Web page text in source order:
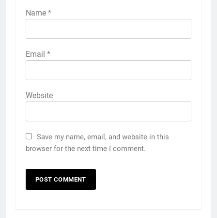
Name *
Email *
Website
Save my name, email, and website in this
browser for the next time I comment.